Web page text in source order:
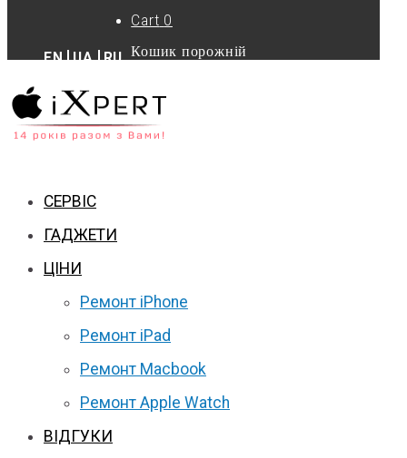
EN UA RU
Cart 0
Кошик порожній
СЕРВІС
ГАДЖЕТИ
ЦІНИ
Ремонт iPhone
Ремонт iPad
Ремонт Macbook
Ремонт Apple Watch
ВІДГУКИ